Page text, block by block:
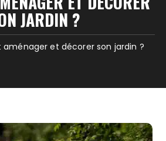
JARDIN ?
et décorer son jardin ?